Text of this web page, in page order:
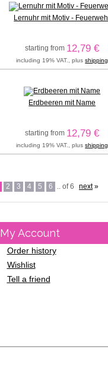
Lernuhr mit Motiv -
starting from 12,79 €
including 19% VAT., plusshipping
Erdbeeren mit Name
starting from 12,79 €
including 19% VAT., plusshipping
2 3 4 5 6 .. of 6 next»
My Account
Order history
Wishlist
Tell a friend